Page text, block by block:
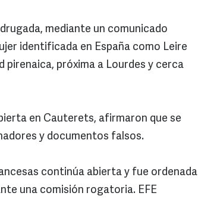
mediante un comunicado
identificada en España como Leire
pirenaica, próxima a Lourdes y cerca
en Cauterets, afirmaron que se
y documentos falsos.
continúa abierta y fue ordenada
una comisión rogatoria. EFE